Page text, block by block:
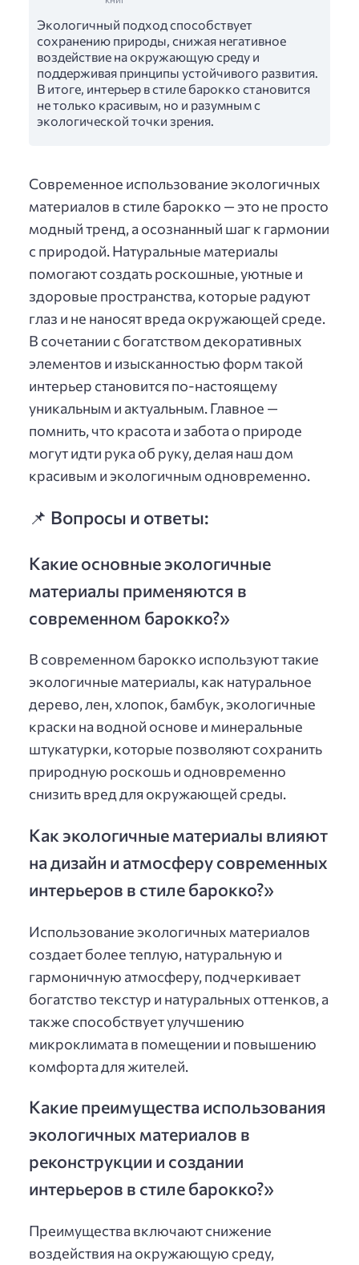
Экологичный подход способствует
сохранению природы, снижая негативное
воздействие на окружающую среду и
поддерживая принципы устойчивого развития.
В итоге, интерьер в стиле барокко становится
не только красивым, но и разумным с
экологической точки зрения.
Современное использование экологичных
материалов в стиле барокко — это не просто
модный тренд, а осознанный шаг к гармонии
с природой. Натуральные материалы
помогают создать роскошные, уютные и
здоровые пространства, которые радуют
глаз и не наносят вреда окружающей среде.
В сочетании с богатством декоративных
элементов и изысканностью форм такой
интерьер становится по-настоящему
уникальным и актуальным. Главное —
помнить, что красота и забота о природе
могут идти рука об руку, делая наш дом
красивым и экологичным одновременно.
📌 Вопросы и ответы:
Какие основные экологичные
материалы применяются в
современном барокко?»
В современном барокко используют такие
экологичные материалы, как натуральное
дерево, лен, хлопок, бамбук, экологичные
краски на водной основе и минеральные
штукатурки, которые позволяют сохранить
природную роскошь и одновременно
снизить вред для окружающей среды.
Как экологичные материалы влияют
на дизайн и атмосферу современных
интерьеров в стиле барокко?»
Использование экологичных материалов
создает более теплую, натуральную и
гармоничную атмосферу, подчеркивает
богатство текстур и натуральных оттенков, а
также способствует улучшению
микроклимата в помещении и повышению
комфорта для жителей.
Какие преимущества использования
экологичных материалов в
реконструкции и создании
интерьеров в стиле барокко?»
Преимущества включают снижение
воздействия на окружающую среду,